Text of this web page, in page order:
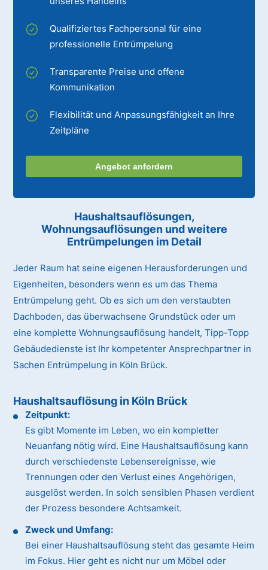
Qualifiziertes Fachpersonal für eine
professionelle Entrümpelung
Transparente Preise und offene
Kommunikation
Flexibilität und Anpassungsfähigkeit an Ihre
Zeitpläne
Angebot anfordern
Haushaltsauflösungen,
Wohnungsauflösungen und weitere
Entrümpelungen im Detail
Jeder Raum hat seine eigenen Herausforderungen und
Eigenheiten, besonders wenn es um das Thema
Entrümpelung geht. Ob es sich um den verstaubten
Dachboden, das überwachsene Grundstück oder um
eine komplette Wohnungsauflösung handelt, Tipp-Topp
Gebäudedienste ist Ihr kompetenter Ansprechpartner in
Sachen Entrümpelung in Köln Brück.
Haushaltsauflösung in Köln Brück
Zeitpunkt:
Es gibt Momente im Leben, wo ein kompletter
Neuanfang nötig wird. Eine Haushaltsauflösung kann
durch verschiedenste Lebensereignisse, wie
Trennungen oder den Verlust eines Angehörigen,
ausgelöst werden. In solch sensiblen Phasen verdient
der Prozess besondere Achtsamkeit.
Zweck und Umfang:
Bei einer Haushaltsauflösung steht das gesamte Heim
im Fokus. Hier geht es nicht nur um Möbel oder